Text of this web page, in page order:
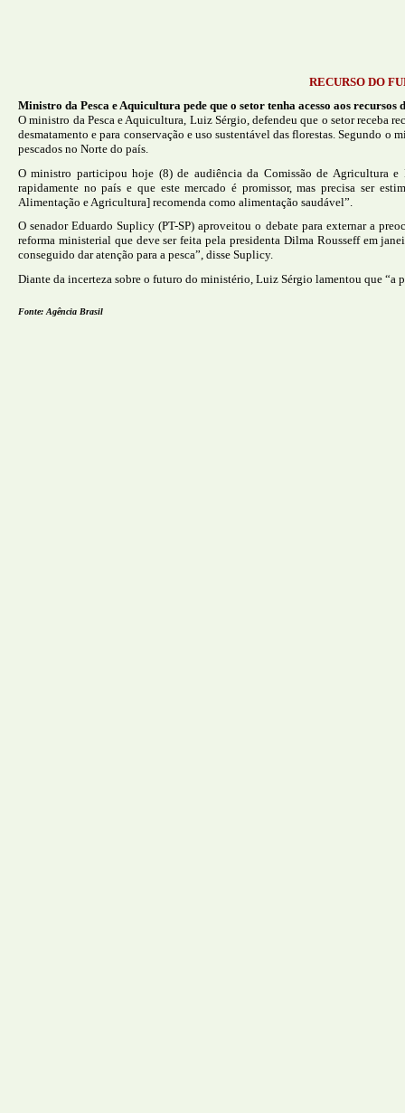
RECURSO DO
Ministro da Pesca e Aquicultura pede que o setor tenha acesso aos recursos
O ministro da Pesca e Aquicultura, Luiz Sérgio, defendeu que o setor receba
desmatamento e para conservação e uso sustentável das florestas. Segundo
pescados no Norte do país.
O ministro participou hoje (8) de audiência da Comissão de Agricultura e
rapidamente no país e que este mercado é promissor, mas precisa ser
Alimentação e Agricultura] recomenda como alimentação saudável”.
O senador Eduardo Suplicy (PT-SP) aproveitou o debate para externar a
reforma ministerial que deve ser feita pela presidenta Dilma Rousseff em
conseguido dar atenção para a pesca”, disse Suplicy.
Diante da incerteza sobre o futuro do ministério, Luiz Sérgio lamentou que “a
Fonte: Agência Brasil